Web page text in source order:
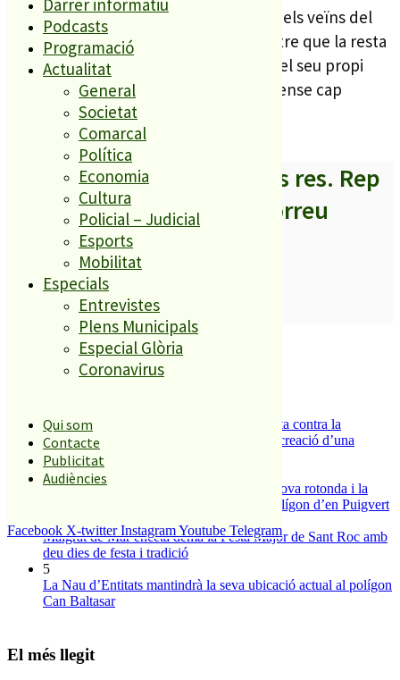
Darrer informatiu
Podcasts
Programació
Actualitat
General
Societat
Comarcal
Política
Economia
Cultura
Policial – Judicial
Esports
Mobilitat
Especials
Entrevistes
Plens Municipals
Especial Glòria
Coronavirus
Qui som
Contacte
Publicitat
Audiències
Facebook X-twitter InstagramYoutube Telegram
Els Bombers han hagut d’evacuar un dels veïns del
bloc, que es troba en bon estat, mentre que la resta
de veïns han pogut sortir de l’edifici pel seu propi
peu, o bé s’han refugiat a casa seva, sense cap
afectació important.
A partir d’ara no et perdis res. Rep
els titulars al teu correu
SUBSCRIURE’M
És tendència ara
Els veïns de Palafolls refermen la seva lluita contra la
benzinera del carrer Passada i preparen la creació d’una
plataforma
3
S’aprova definitivament el projecte de la nova rotonda i la
millora del pont de la riera de Reixac al polígon d’en Puigvert
Malgrat de Mar enceta demà la Festa Major de Sant Roc amb
deu dies de festa i tradició
5
La Nau d’Entitats mantindrà la seva ubicació actual al polígon
Can Baltasar
El més llegit